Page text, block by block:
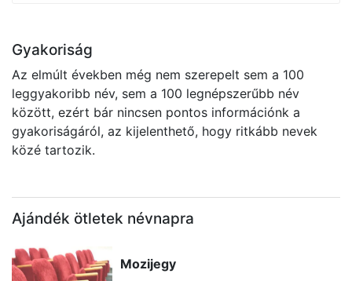
Gyakoriság
Az elmúlt években még nem szerepelt sem a 100
leggyakoribb név, sem a 100 legnépszerűbb név
között, ezért bár nincsen pontos információnk a
gyakoriságáról, az kijelenthető, hogy ritkább nevek
közé tartozik.
Ajándék ötletek névnapra
Mozijegy